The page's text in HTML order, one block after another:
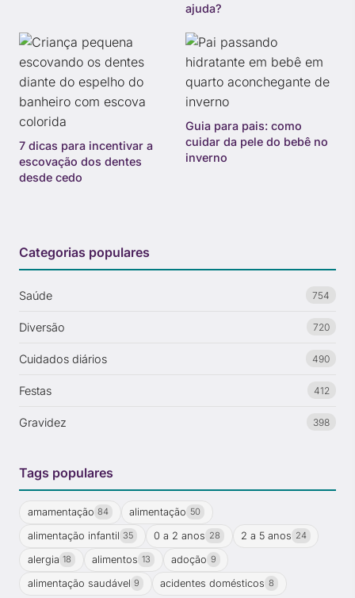
ajuda?
7 dicas para incentivar a
escovação dos dentes
desde cedo
Guia para pais: como
cuidar da pele do bebê no
inverno
Categorias populares
Saúde 754
Diversão 720
Cuidados diários 490
Festas 412
Gravidez 398
Tags populares
amamentação 84 alimentação 50
alimentação infantil 35 0 a 2 anos 28 2 a 5 anos 24
alergia 18 alimentos 13 adoção 9
alimentação saudável 9 acidentes domésticos 8